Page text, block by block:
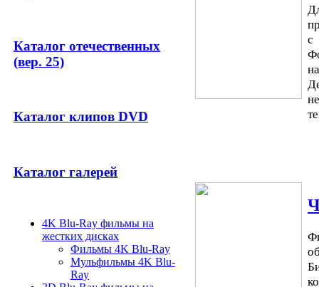
Каталог отечественных
(вер. 25)
Каталог клипов DVD
Каталог галерей
4K Blu-Ray фильмы на
жестких дисках
Фильмы 4K Blu-Ray
Мульфильмы 4K Blu-
Ray
с